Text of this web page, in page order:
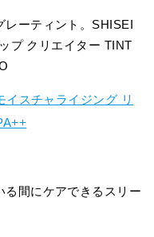
レーティント。SHISEI
プ クリエイター TINT
イスチャライジング リ
る間にケアできるスリー